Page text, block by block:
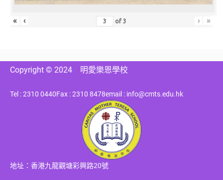
« ‹ of3 › »
Copyright © 2024 明愛樂恩學校
Tel : 2310 0440Fax : 2310 8478email : info@cmts.edu.hk
地址：香港九龍觀塘彩興路20號